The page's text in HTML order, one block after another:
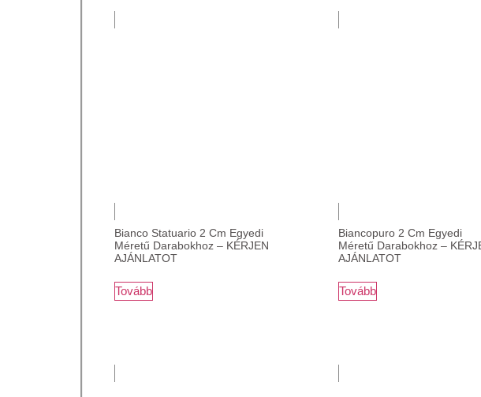
Bianco Statuario 2 Cm Egyedi
Méretű Darabokhoz – KÉRJEN
AJÁNLATOT
Tovább
Biancopuro 2 Cm Egyedi
Méretű Darabokhoz –
AJÁNLATOT
Tovább